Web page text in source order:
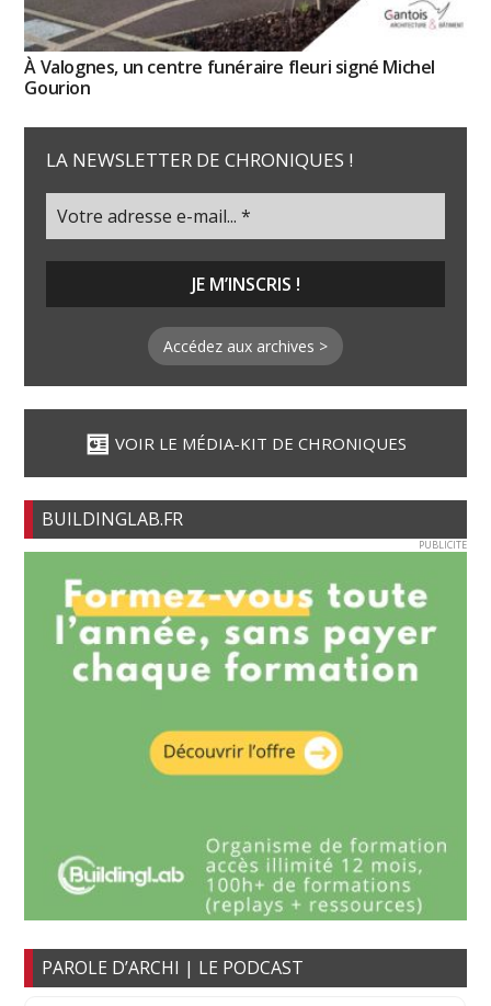
À Valognes, un centre funéraire fleuri signé Michel
Gourion
LA NEWSLETTER DE CHRONIQUES !
Accédez aux archives >
VOIR LE MÉDIA-KIT DE CHRONIQUES
BUILDINGLAB.FR
PUBLICITE
PAROLE D’ARCHI | LE PODCAST